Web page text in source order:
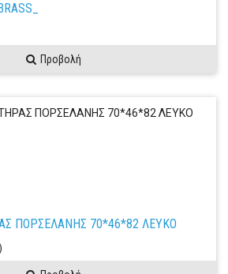
Προβολή
ΠΟΡΣΕΛΑΝΗΣ 70*46*82 ΛΕΥΚΟ